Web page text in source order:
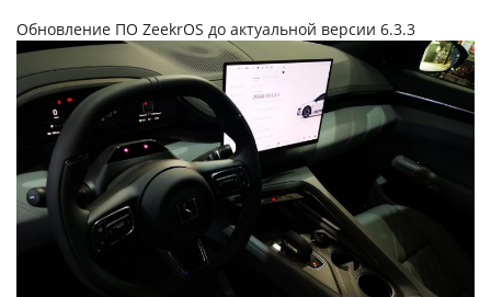
Обновление ПО ZeekrOS до актуальной версии 6.3.3